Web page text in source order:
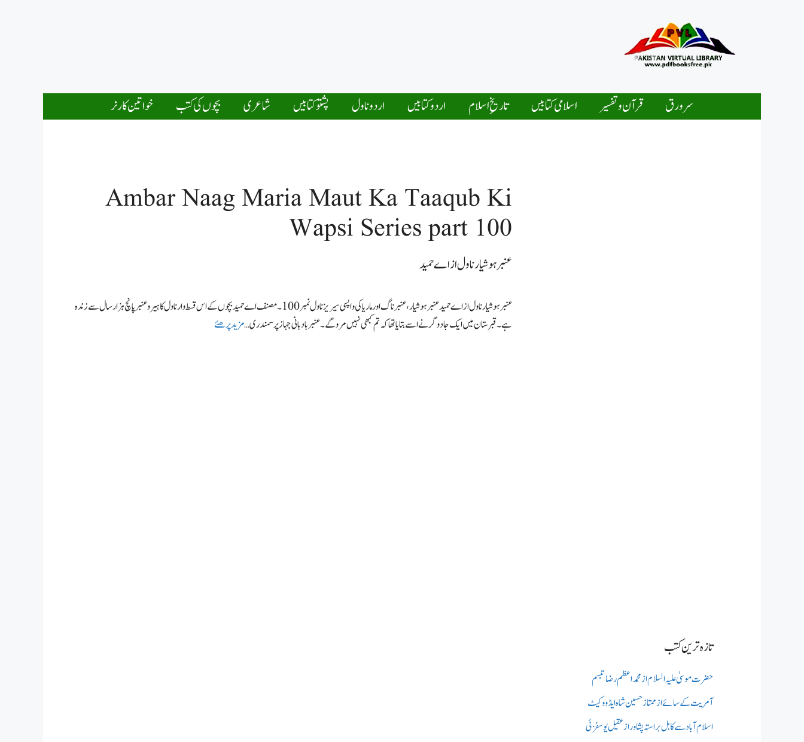
سرورق قرآن و تفسیر اسلامی کتابیں تاریخِ اسلام اردو کتابیں اردو ناول پشتو کتابیں شاعری بچوں کی کتب خواتین کارنر
Ambar Naag Maria Maut Ka Taaqub Ki
Wapsi Series part 100
عنبرہوشیارناول از اے حمید
عنبرہوشیارناول از اے حمید عنبرہوشیار، عنبر ناگ اور ماریا کی واپسی سیریز ناول نمبر100۔ مصنف اے حمید بچوں کے اس قسط وار ناول کا ہیرو عنبر پانچ ہزار سال سے زندہ
ہے۔ قبرستان میں ایک جادوگر نے اسے بتایا تھا کہ تم کبھی نہیں مروگے۔ عنبر بادبانی جہاز پر سمندری …مزید پرھئے
تازہ ترین کتب
حضرت موسیٰ علیہ السلام از محمد اعظم رضا تبسم
آمریت کے سائے از ممتاز حسین شاہ ایڈووکیٹ
اسلام آباد سے کابل براستہ پشاور از عقیل یوسفزئی